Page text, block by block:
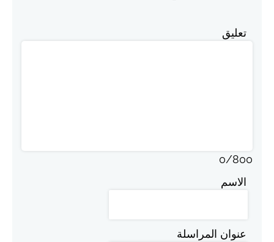
تعليق
0/800
الاسم
عنوان المراسلة